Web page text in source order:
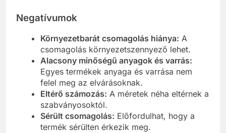
Negatívumok
Környezetbarát csomagolás hiánya: A
csomagolás környezetszennyező lehet.
Alacsony minőségű anyagok és varrás:
Egyes termékek anyaga és varrása nem
felel meg az elvárásoknak.
Eltérő számozás: A méretek néha eltérnek a
szabványosoktól.
Sérült csomagolás: Előfordulhat, hogy a
termék sérülten érkezik meg.